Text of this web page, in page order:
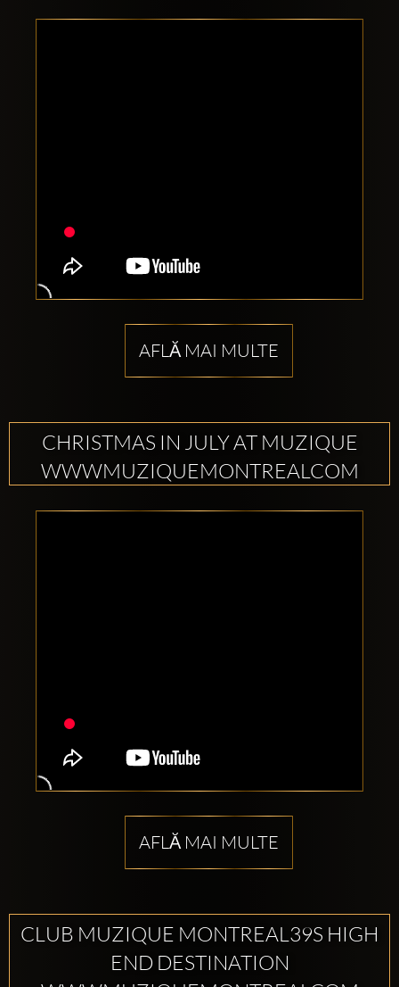
AFLĂ MAI MULTE
CHRISTMAS IN JULY AT MUZIQUE
WWWMUZIQUEMONTREALCOM
AFLĂ MAI MULTE
CLUB MUZIQUE MONTREAL39S HIGH
END DESTINATION